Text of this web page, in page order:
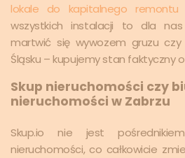
lokale do kapitalnego remontu
wszystkich instalacji to dla
martwić się wywozem gruzu
Śląsku – kupujemy stan faktyczny
Skup nieruchomości czy
nieruchomości w Zabrzu
Skup.io nie jest
nieruchomości, co całkowicie